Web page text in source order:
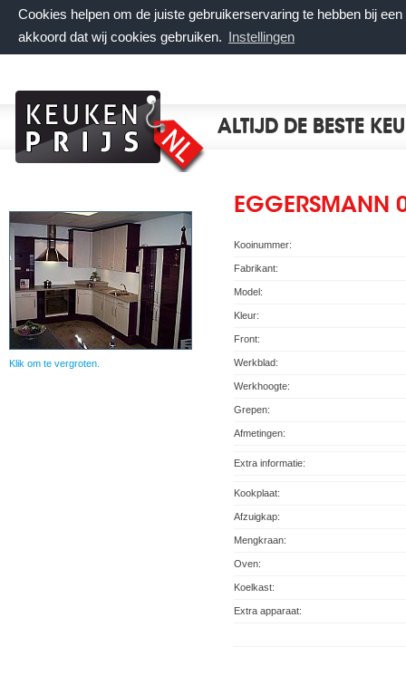
Cookies helpen om de juiste gebruikerservaring te hebben bij
akkoord dat wij cookies gebruiken. Instellingen
ALTIJD DE BESTE
Klik om te vergroten.
EGGERSMANN
Kooinummer:
Fabrikant:
Model:
Kleur:
Front:
Werkblad:
Werkhoogte:
Grepen:
Afmetingen:
Extra informatie:
Kookplaat:
Afzuigkap:
Mengkraan:
Oven:
Koelkast:
Extra apparaat: